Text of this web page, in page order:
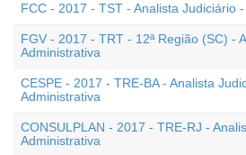
FCC - 2017 - TST - Analista Judiciário
FGV - 2017 - TRT - 12ª Região (SC) -
Administrativa
CESPE - 2017 - TRE-BA - Analista
Administrativa
CONSULPLAN - 2017 - TRE-RJ -
Administrativa